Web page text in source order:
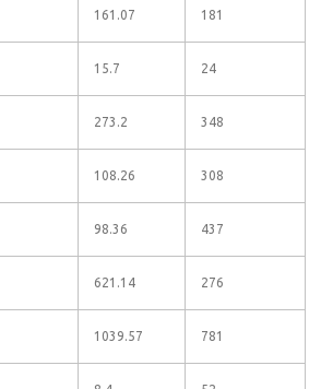
161.07 181
15.7 24
273.2 348
108.26 308
98.36 437
621.14 276
1039.57 781